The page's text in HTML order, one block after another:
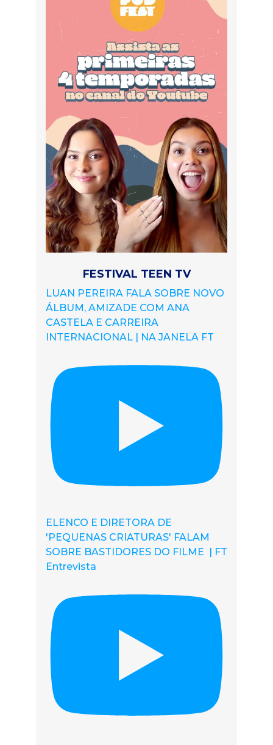
FESTIVAL TEEN TV
LUAN PEREIRA FALA SOBRE NOVO
ÁLBUM, AMIZADE COM ANA
CASTELA E CARREIRA
INTERNACIONAL | NA JANELA FT
ELENCO E DIRETORA DE
'PEQUENAS CRIATURAS' FALAM
SOBRE BASTIDORES DO FILME | FT
Entrevista